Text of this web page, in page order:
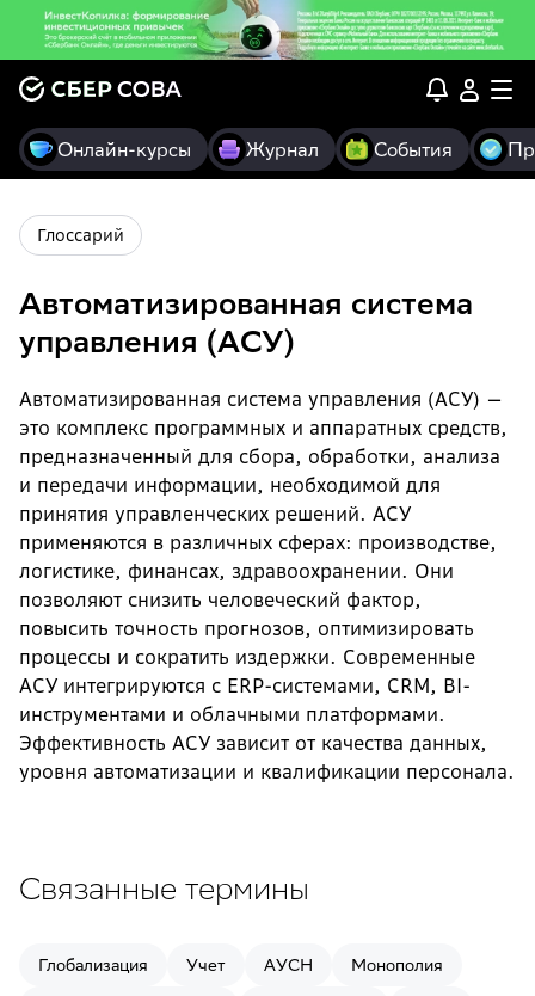
Онлайн-курсы Журнал События
Глоссарий
Автоматизированная система
управления (АСУ)
Автоматизированная система управления (АСУ) —
это комплекс программных и аппаратных средств,
предназначенный для сбора, обработки, анализа
и передачи информации, необходимой для
принятия управленческих решений. АСУ
применяются в различных сферах: производстве,
логистике, финансах, здравоохранении. Они
позволяют снизить человеческий фактор,
повысить точность прогнозов, оптимизировать
процессы и сократить издержки. Современные
АСУ интегрируются с ERP-системами, CRM, BI-
инструментами и облачными платформами.
Эффективность АСУ зависит от качества данных,
уровня автоматизации и квалификации персонала.
Связанные термины
Глобализация Учет АУСН
Монополия